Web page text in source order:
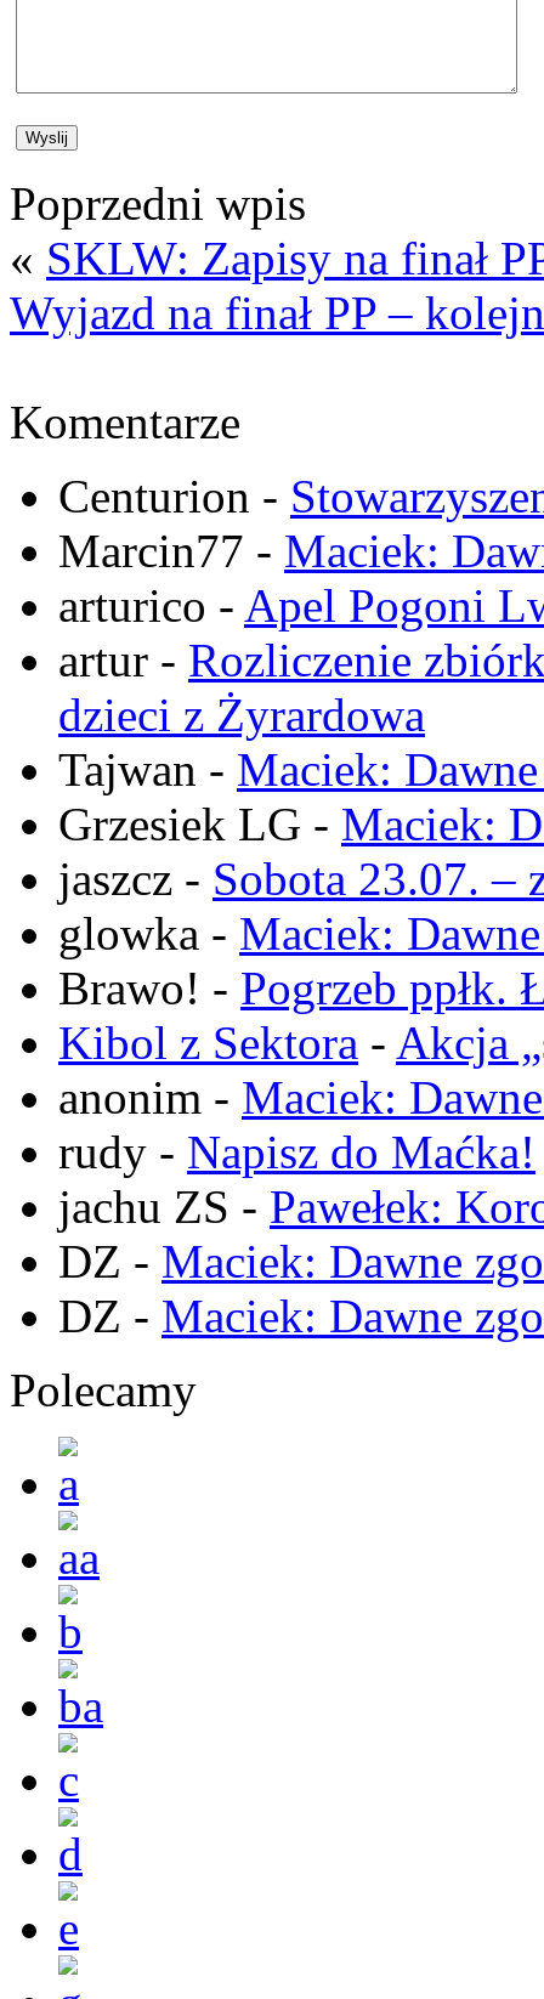
Poprzedni wpis
« SKLW: Zapisy na finał
Wyjazd na finał PP –
Komentarze
Centurion -
Marcin77 - Maciek:
arturico - Apel Pogoni
artur - Rozliczenie
dzieci z Żyrardowa
Tajwan - Maciek:
Grzesiek LG - Maciek:
jaszcz - Sobota 23.07. –
glowka - Maciek:
Brawo! - Pogrzeb ppłk.
Kibol z Sektora - Akcja
anonim - Maciek:
rudy - Napisz do Maćka!
jachu ZS - Pawełek:
DZ - Maciek: Dawne
DZ - Maciek: Dawne
Polecamy